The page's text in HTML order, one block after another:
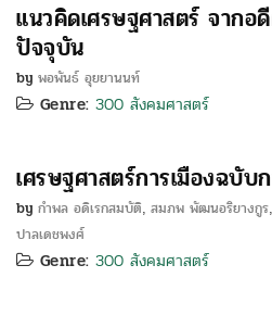
แนวคิดเศรษฐศาสตร์ จากอ
ปัจจุบัน
by พอพันธ์ อุยยานนท์
Genre: 300 สังคมศาสตร์
เศรษฐศาสตร์การเมืองฉบับ
by กำพล อดิเรกสมบัติ, สมภพ พัฒนอริยางกูร,
ปาลเดชพงศ์
Genre: 300 สังคมศาสตร์